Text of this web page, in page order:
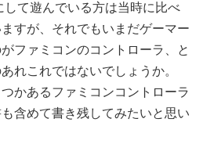
て遊んでいる方は当時に比べ
すが、それでもいまだゲーマー
ファミコンのコントローラ、と
れこれではないでしょうか。
かあるファミコンコントローラ
含めて書き残してみたいと思い